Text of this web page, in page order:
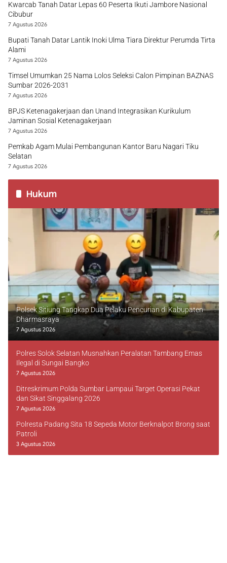
Kwarcab Tanah Datar Lepas 60 Peserta Ikuti Jambore Nasional
Cibubur
7 Agustus 2026
Bupati Tanah Datar Lantik Inoki Ulma Tiara Direktur Perumda Tirta
Alami
7 Agustus 2026
Timsel Umumkan 25 Nama Lolos Seleksi Calon Pimpinan BAZNAS
Sumbar 2026-2031
7 Agustus 2026
BPJS Ketenagakerjaan dan Unand Integrasikan Kurikulum
Jaminan Sosial Ketenagakerjaan
7 Agustus 2026
Pemkab Agam Mulai Pembangunan Kantor Baru Nagari Tiku
Selatan
7 Agustus 2026
Hukum
Polsek Sitiung Tangkap Dua Pelaku Pencurian di Kabupaten
Dharmasraya
7 Agustus 2026
Polres Solok Selatan Musnahkan Peralatan Tambang Emas
Ilegal di Sungai Bangko
7 Agustus 2026
Ditreskrimum Polda Sumbar Lampaui Target Operasi Pekat
dan Sikat Singgalang 2026
7 Agustus 2026
Polresta Padang Sita 18 Sepeda Motor Berknalpot Brong saat
Patroli
3 Agustus 2026